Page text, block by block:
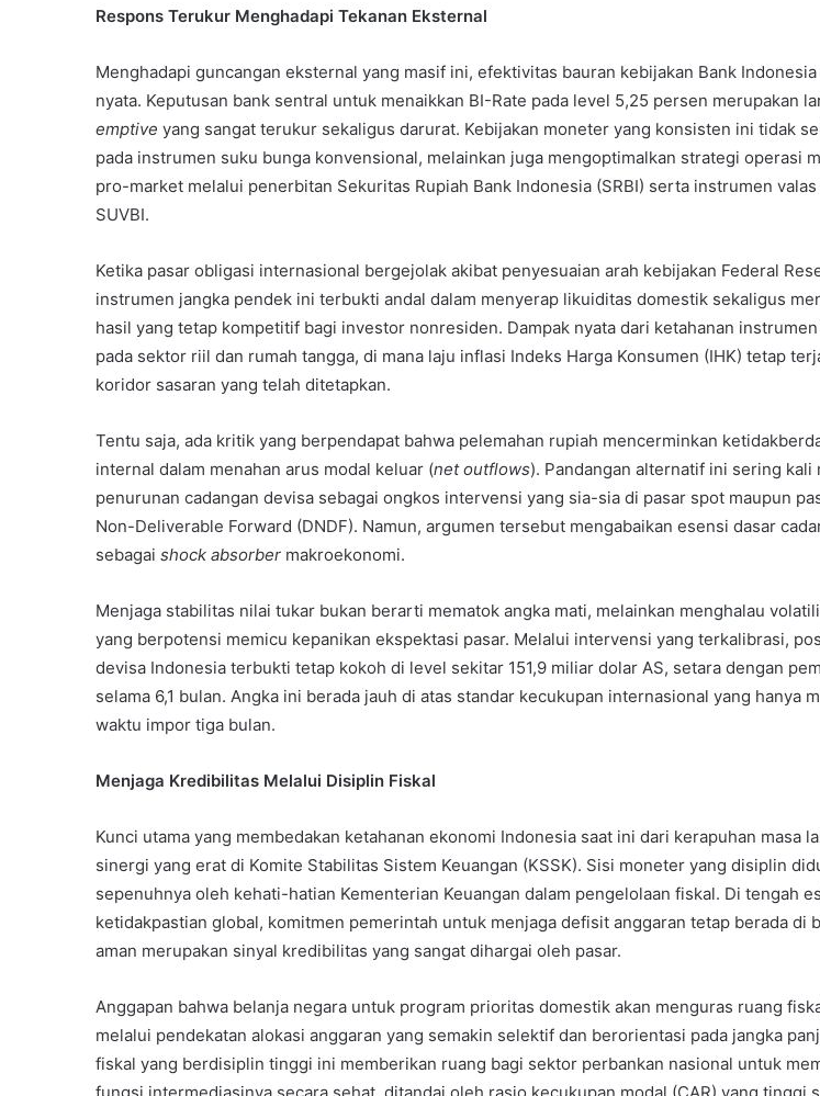
Respons Terukur Menghadapi Tekanan Eksternal
Menghadapi guncangan eksternal yang masif ini, efektivitas bauran kebijakan Bank
nyata. Keputusan bank sentral untuk menaikkan BI-Rate pada level 5,25 persen merupakan
emptive yang sangat terukur sekaligus darurat. Kebijakan moneter yang konsisten ini tidak
pada instrumen suku bunga konvensional, melainkan juga mengoptimalkan strategi operasi
pro-market melalui penerbitan Sekuritas Rupiah Bank Indonesia (SRBI) serta instrumen
SUVBI.
Ketika pasar obligasi internasional bergejolak akibat penyesuaian arah kebijakan Federal
instrumen jangka pendek ini terbukti andal dalam menyerap likuiditas domestik sekaligus
hasil yang tetap kompetitif bagi investor nonresiden. Dampak nyata dari ketahanan
pada sektor riil dan rumah tangga, di mana laju inflasi Indeks Harga Konsumen (IHK) tetap
koridor sasaran yang telah ditetapkan.
Tentu saja, ada kritik yang berpendapat bahwa pelemahan rupiah mencerminkan
internal dalam menahan arus modal keluar (net outflows). Pandangan alternatif ini sering kali
penurunan cadangan devisa sebagai ongkos intervensi yang sia-sia di pasar spot maupun
Non-Deliverable Forward (DNDF). Namun, argumen tersebut mengabaikan esensi dasar
sebagai shock absorber makroekonomi.
Menjaga stabilitas nilai tukar bukan berarti mematok angka mati, melainkan menghalau
yang berpotensi memicu kepanikan ekspektasi pasar. Melalui intervensi yang terkalibrasi,
devisa Indonesia terbukti tetap kokoh di level sekitar 151,9 miliar dolar AS, setara dengan
selama 6,1 bulan. Angka ini berada jauh di atas standar kecukupan internasional yang hanya
waktu impor tiga bulan.
Menjaga Kredibilitas Melalui Disiplin Fiskal
Kunci utama yang membedakan ketahanan ekonomi Indonesia saat ini dari kerapuhan masa
sinergi yang erat di Komite Stabilitas Sistem Keuangan (KSSK). Sisi moneter yang disiplin
sepenuhnya oleh kehati-hatian Kementerian Keuangan dalam pengelolaan fiskal. Di tengah
ketidakpastian global, komitmen pemerintah untuk menjaga defisit anggaran tetap berada di
aman merupakan sinyal kredibilitas yang sangat dihargai oleh pasar.
Anggapan bahwa belanja negara untuk program prioritas domestik akan menguras ruang
melalui pendekatan alokasi anggaran yang semakin selektif dan berorientasi pada jangka
fiskal yang berdisiplin tinggi ini memberikan ruang bagi sektor perbankan nasional untuk